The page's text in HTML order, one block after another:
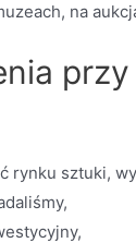
na
rynku sztuki,